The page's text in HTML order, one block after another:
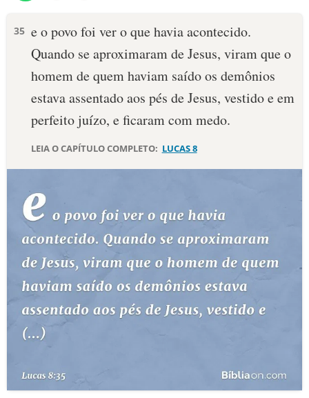
PALAVRA DO DIA
SALMO DO DIA
DEVOCIONAL DIÁRIO
ESTUDOS BÍBLICOS
ESBOÇOS DE PREGAÇÃO
TEMAS
PERGUNTE À BÍBLIA
TERMO BÍBLICO
QUEM SOMOS
35 e o povo foi ver o que havia acontecido.
Quando se aproximaram de Jesus, viram que o
homem de quem haviam saído os demônios
estava assentado aos pés de Jesus, vestido e em
perfeito juízo, e ficaram com medo.
LEIA O CAPÍTULO COMPLETO: LUCAS 8